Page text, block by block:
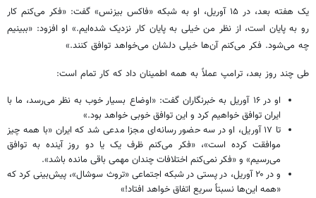
یک هفته بعد، در ۱۵ آوریل، او به شبکه «فاکس بیزنس» گفت: «فکر می‌کنم کار
رو به پایان است، از نظر من خیلی به پایان کار نزدیک شده‌ایم.» او افزود: «ببینیم
چه می‌شود. فکر می‌کنم آن‌ها خیلی دلشان می‌خواهد توافق کنند.»
طی چند روز بعد، ترامپ عملاً به همه اطمینان داد که کار تمام است:
او در ۱۶ آوریل به خبرنگاران گفت: «اوضاع بسیار خوب به نظر می‌رسد، ما با
ایران توافق خواهیم کرد و این توافق خوبی خواهد بود.»
تا ۱۷ آوریل، او در سه حضور رسانه‌ای مجزا مدعی شد که ایران «با همه چیز
موافقت کرده است»، «فکر می‌کنم ظرف یک یا دو روز آینده به توافق
می‌رسیم» و «فکر نمی‌کنم اختلافات چندان مهمی باقی مانده باشد».
و در ۲۰ آوریل، در پستی در شبکه اجتماعی «تروث سوشال»، پیش‌بینی کرد که
«همه این‌ها نسبتاً سریع اتفاق خواهد افتاد!»